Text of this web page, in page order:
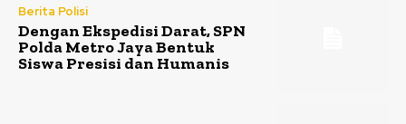
Berita Polisi
Dengan Ekspedisi Darat, SPN
Polda Metro Jaya Bentuk
Siswa Presisi dan Humanis